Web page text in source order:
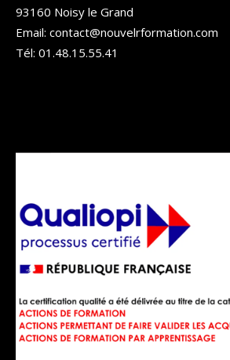
93160 Noisy le Grand
Email: contact@nouvelrformation.com
Tél: 01.48.15.55.41